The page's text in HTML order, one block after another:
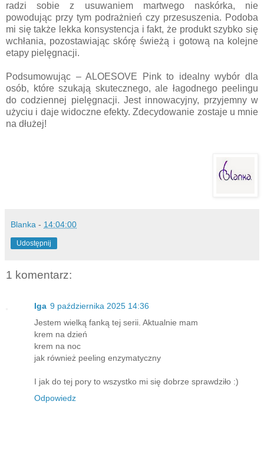
radzi sobie z usuwaniem martwego naskórka, nie
powodując przy tym podrażnień czy przesuszenia. Podoba
mi się także lekka konsystencja i fakt, że produkt szybko się
wchłania, pozostawiając skórę świeżą i gotową na kolejne
etapy pielęgnacji.
Podsumowując – ALOESOVE Pink to idealny wybór dla
osób, które szukają skutecznego, ale łagodnego peelingu
do codziennej pielęgnacji. Jest innowacyjny, przyjemny w
użyciu i daje widoczne efekty. Zdecydowanie zostaje u mnie
na dłużej!
Blanka - 14:04:00
Udostępnij
1 komentarz:
Iga 9 października 2025 14:36
Jestem wielką fanką tej serii. Aktualnie mam
krem na dzień
krem na noc
jak również peeling enzymatyczny
I jak do tej pory to wszystko mi się dobrze sprawdziło :)
Odpowiedz